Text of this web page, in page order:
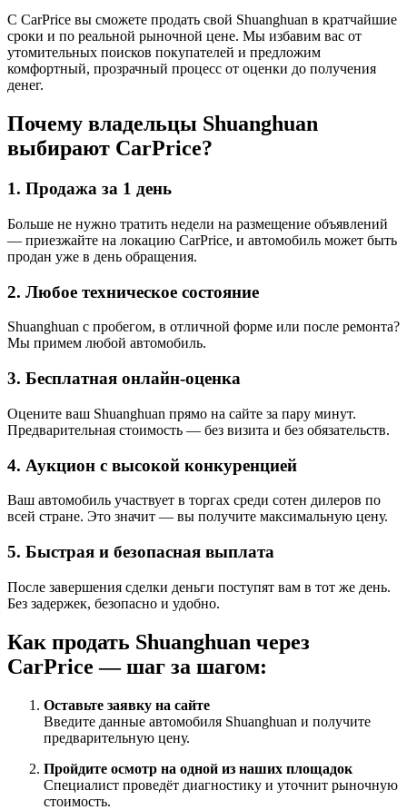
С CarPrice вы сможете продать свой Shuanghuan в кратчайшие
сроки и по реальной рыночной цене. Мы избавим вас от
утомительных поисков покупателей и предложим
комфортный, прозрачный процесс от оценки до получения
денег.
Почему владельцы Shuanghuan
выбирают CarPrice?
1. Продажа за 1 день
Больше не нужно тратить недели на размещение объявлений
— приезжайте на локацию CarPrice, и автомобиль может быть
продан уже в день обращения.
2. Любое техническое состояние
Shuanghuan с пробегом, в отличной форме или после ремонта?
Мы примем любой автомобиль.
3. Бесплатная онлайн-оценка
Оцените ваш Shuanghuan прямо на сайте за пару минут.
Предварительная стоимость — без визита и без обязательств.
4. Аукцион с высокой конкуренцией
Ваш автомобиль участвует в торгах среди сотен дилеров по
всей стране. Это значит — вы получите максимальную цену.
5. Быстрая и безопасная выплата
После завершения сделки деньги поступят вам в тот же день.
Без задержек, безопасно и удобно.
Как продать Shuanghuan через
CarPrice — шаг за шагом:
Оставьте заявку на сайте
Введите данные автомобиля Shuanghuan и получите
предварительную цену.
Пройдите осмотр на одной из наших площадок
Специалист проведёт диагностику и уточнит рыночную
стоимость.